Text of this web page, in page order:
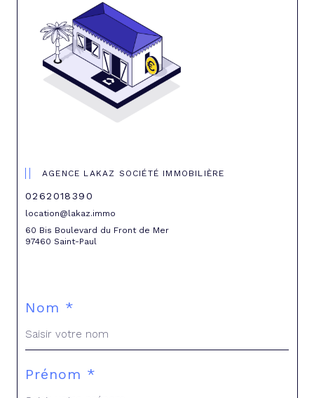
AGENCE LAKAZ SOCIÉTÉ IMMOBILIÈRE
0262018390
location@lakaz.immo
60 Bis Boulevard du Front de Mer
97460 Saint-Paul
Nom *
Prénom *